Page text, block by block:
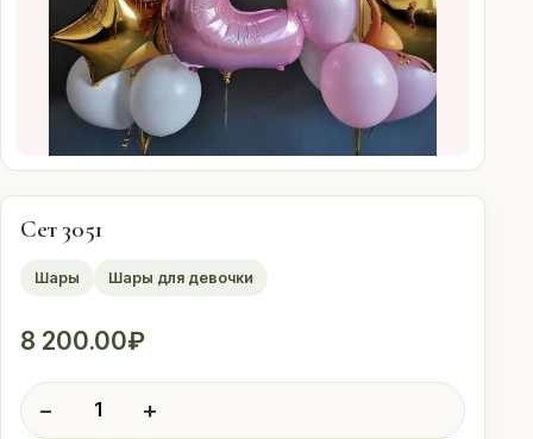
Доставка
Оплата
подписки
Контакты
086-59-99
Сет 3051
Шары Шары для девочки
8 200.00₽
−
Количество
товара
+